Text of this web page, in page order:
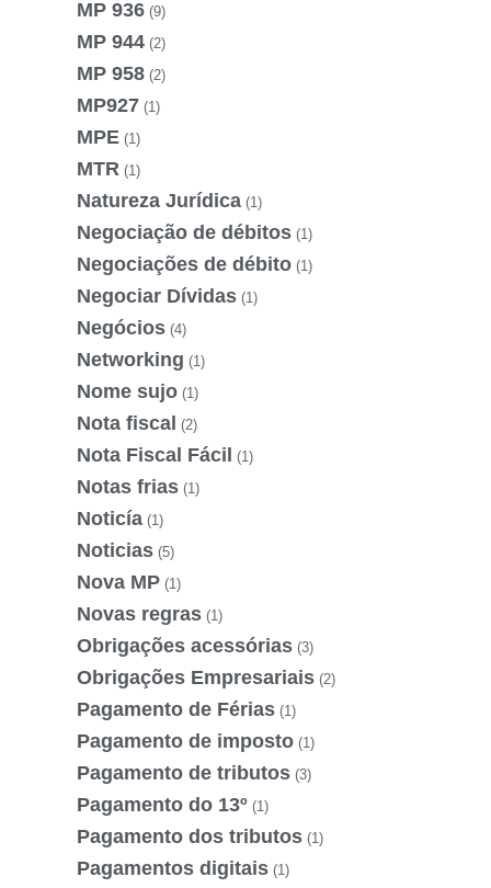
MP 936 (9)
MP 944 (2)
MP 958 (2)
MP927 (1)
MPE (1)
MTR (1)
Natureza Jurídica (1)
Negociação de débitos (1)
Negociações de débito (1)
Negociar Dívidas (1)
Negócios (4)
Networking (1)
Nome sujo (1)
Nota fiscal (2)
Nota Fiscal Fácil (1)
Notas frias (1)
Noticía (1)
Noticias (5)
Nova MP (1)
Novas regras (1)
Obrigações acessórias (3)
Obrigações Empresariais (2)
Pagamento de Férias (1)
Pagamento de imposto (1)
Pagamento de tributos (3)
Pagamento do 13º (1)
Pagamento dos tributos (1)
Pagamentos digitais (1)